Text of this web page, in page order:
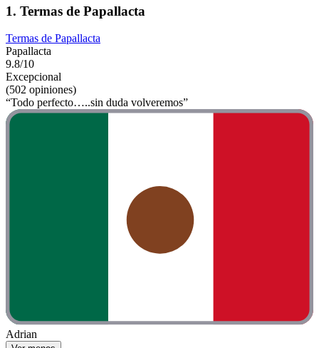
1. Termas de Papallacta
Termas de Papallacta
Papallacta
9.8/10
Excepcional
(502 opiniones)
“Todo perfecto…..sin duda volveremos”
Adrian